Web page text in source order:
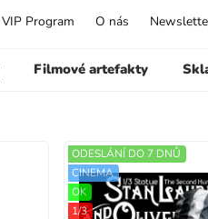
Filmové artefakty
VIP Program O nás
ODESLÁNÍ DO 7 DNŮ
CINEMA
OK
1/3